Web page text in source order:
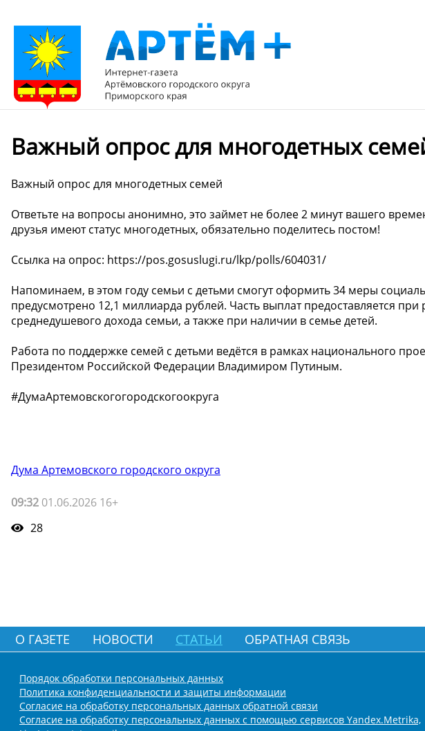
Важный опрос для многодетных
Важный опрос для многодетных семей
Ответьте на вопросы анонимно, это займет не более 2 минут вашего
друзья имеют статус многодетных, обязательно поделитесь постом!
Ссылка на опрос: https://pos.gosuslugi.ru/lkp/polls/604031/
Напоминаем, в этом году семьи с детьми смогут оформить 34 меры
предусмотрено 12,1 миллиарда рублей. Часть выплат предоставляется
среднедушевого дохода семьи, а также при наличии в семье детей.
Работа по поддержке семей с детьми ведётся в рамках национального
Президентом Российской Федерации Владимиром Путиным.
#ДумаАртемовскогогородскогоокруга
Дума Артемовского городского округа
09:32 01.06.2026 16+
28
О ГАЗЕТЕ НОВОСТИ СТАТЬИ ОБРАТНАЯ СВЯЗЬ
Порядок обработки персональных данных
Политика конфиденциальности и защиты информации
Согласие на обработку персональных данных обратной связи
Согласие на обработку персональных данных с помощью сервисов Yandex.Metrika,